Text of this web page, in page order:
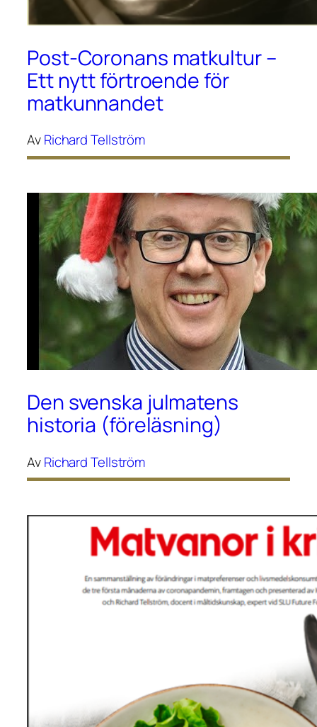
Post-Coronans matkultur –
Ett nytt förtroende för
matkunnandet
AvRichard Tellström
Den svenska julmatens
historia (föreläsning)
AvRichard Tellström